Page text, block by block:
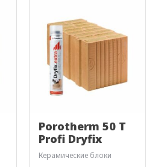
Porotherm 50 T
Profi Dryfix
Керамические блоки